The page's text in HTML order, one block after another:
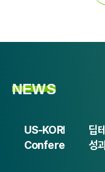
NEWS
US-KOREA
Conference
딥
성